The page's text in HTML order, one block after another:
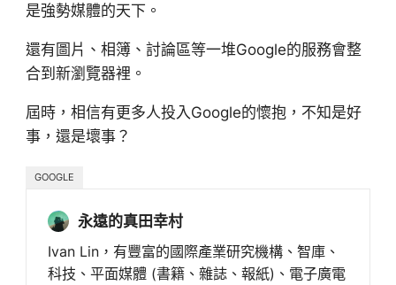
是強勢媒體的天下。
還有圖片、相簿、討論區等一堆Google的服務會整
合到新瀏覽器裡。
屆時，相信有更多人投入Google的懷抱，不知是好
事，還是壞事？
GOOGLE
永遠的真田幸村
Ivan Lin，有豐富的國際產業研究機構、智庫、
科技、平面媒體 (書籍、雜誌、報紙)、電子廣電